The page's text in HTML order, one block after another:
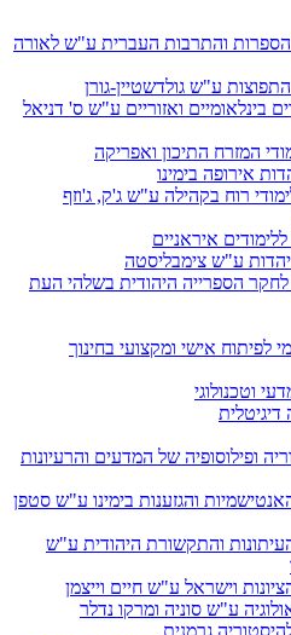
והתרבות העברית ע"ש לאורה
ע"ש גולדשטיין-גורן
בינלאומיים ואזוריים ע"ש ס' דניאל
המזרח התיכון ואפריקה
אירופה בימינו
רוח בקהילה ע"ש ג'ק, ג'וזף
איראניים
ע"ש צימבליסטה
לחקר הספרייה היהודית בשלהי העת
לפיתוח אישי ומקצועי בחינוך
וטכנולוגי
דיגיטלית
ופילוסופיה של המדעים והרעיונות
והגזענות בימינו ע"ש סטפן
והתקשורת היהודית ע"ש
וישראל ע"ש חיים וייצמן
ע"ש סוניה ומרקו נדלר
גרמנית